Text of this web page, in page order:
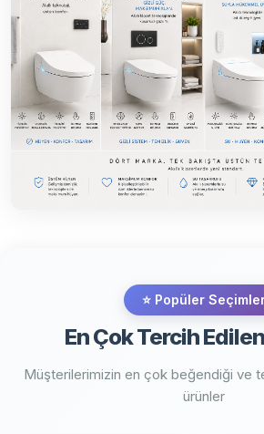
⭐ Popüler
En Çok Tercih
Müşterilerimizin en çok beğendiği ve
ürünler